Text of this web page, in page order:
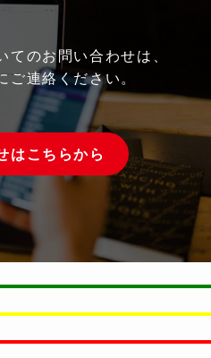
てのお問い合わせは、
ご連絡ください。
はこちらから